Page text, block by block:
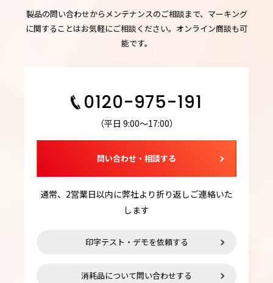
製品の問い合わせからメンテナンスのご相談まで、マーキング
に関することはお気軽にご相談ください。オンライン商談も可
能です。
0120-975-191
（平日 9:00～17:00）
問い合わせ・相談する
通常、2営業日以内に弊社より折り返しご連絡いた
します
印字テスト・デモを依頼する
消耗品について問い合わせする